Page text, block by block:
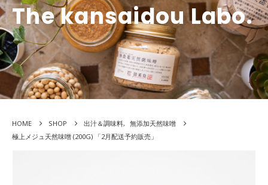
The kansaidou Labo.
HOME SHOP 出汁＆調味料, 無添加天然味噌
極上メジュ天然味噌 (200G) 「2月配送予約販売」